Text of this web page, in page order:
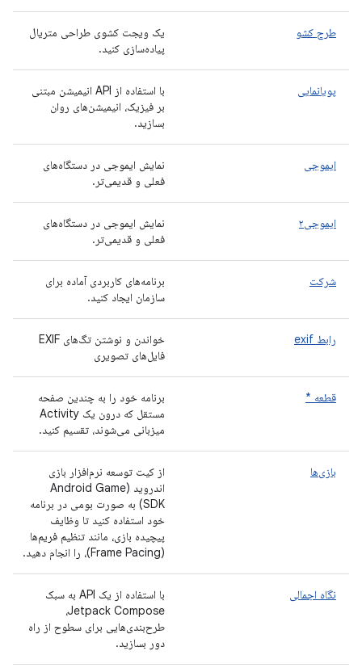
طرح کشو
یک ویجت کشوی طراحی متریال
پیاده‌سازی کنید.
پویانمایی
با استفاده از API انیمیشن مبتنی
بر فیزیک، انیمیشن‌های روان
بسازید.
ایموجی
نمایش ایموجی در دستگاه‌های
فعلی و قدیمی‌تر.
ایموجی۲
نمایش ایموجی در دستگاه‌های
فعلی و قدیمی‌تر.
شرکت
برنامه‌های کاربردی آماده برای
سازمان ایجاد کنید.
رابط exif
فایل‌های تصویری
قطعه *
برنامه خود را به چندین صفحه
مستقل که درون یک Activity
میزبانی می‌شوند، تقسیم کنید.
بازی‌ها
از کیت توسعه نرم‌افزار بازی
اندروید (Android Game
SDK) به صورت بومی در برنامه
خود استفاده کنید تا وظایف
پیچیده بازی، مانند تنظیم فریم‌ها
(Frame Pacing)، را انجام دهید.
نگاه اجمالی
با استفاده از یک API به سبک
Jetpack Compose،
طرح‌بندی‌هایی برای سطوح از راه
دور بسازید.